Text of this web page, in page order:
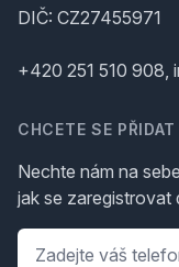
DIČ: CZ27455971
+420 251 510 908,
CHCETE SE
Nechte nám na
jak se zaregistrovat
Telefon